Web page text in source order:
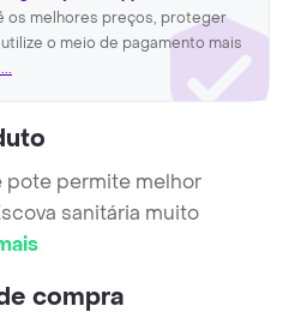
os melhores preços, proteger
o meio de pagamento mais
pote permite melhor
sanitária muito
compra